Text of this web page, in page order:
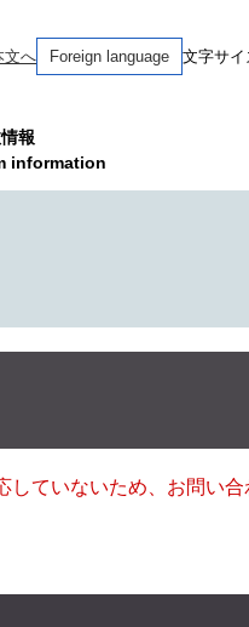
文へ Foreign language 文字サイ
報
information
ていないため、お問い合